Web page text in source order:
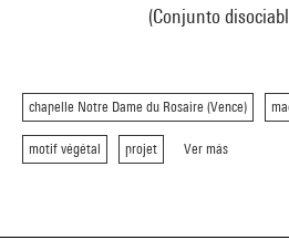
(Conjunto
chapelle Notre Dame du Rosaire (Vence)
motif végétal projet Ver más